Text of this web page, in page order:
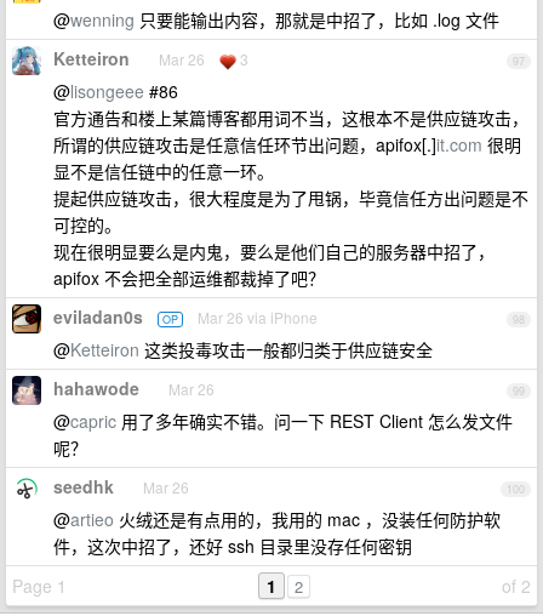
@wenning 只要能输出内容，那就是中招了，比如 .log 文件
97
Ketteiron Mar 26 3
@lisongeee #86
官方通告和楼上某篇博客都用词不当，这根本不是供应链攻击，
所谓的供应链攻击是任意信任环节出问题，apifox[.]it.com 很明
显不是信任链中的任意一环。
提起供应链攻击，很大程度是为了甩锅，毕竟信任方出问题是不
可控的。
现在很明显要么是内鬼，要么是他们自己的服务器中招了，
apifox 不会把全部运维都裁掉了吧？
98
eviladan0s OP Mar 26 via iPhone
@Ketteiron 这类投毒攻击一般都归类于供应链安全
99
hahawode Mar 26
@capric 用了多年确实不错。问一下 REST Client 怎么发文件
呢？
100
seedhk Mar 26
@artieo 火绒还是有点用的，我用的 mac ，没装任何防护软
件，这次中招了，还好 ssh 目录里没存任何密钥
Page 1
of 2
1 2